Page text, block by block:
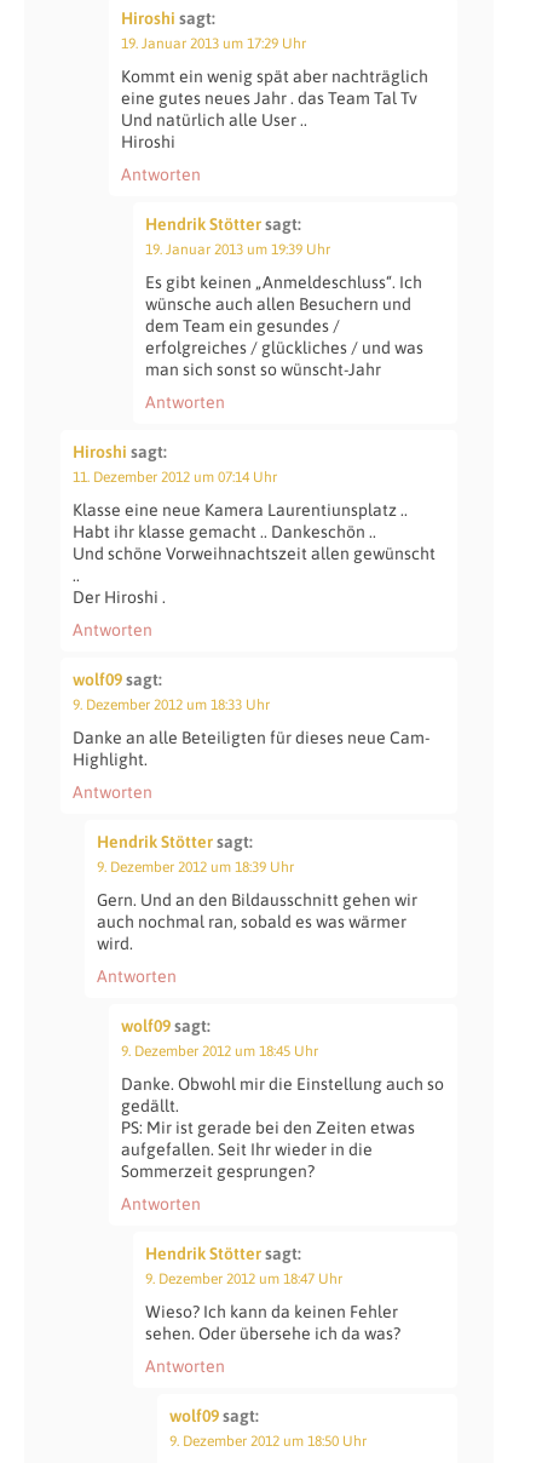
Hiroshi sagt:
19. Januar 2013 um 17:29 Uhr
Kommt ein wenig spät aber nachträglich
eine gutes neues Jahr . das Team Tal Tv
Und natürlich alle User ..
Hiroshi
Antworten
Hendrik Stöttersagt:
19. Januar 2013 um 19:39 Uhr
Es gibt keinen „Anmeldeschluss“. Ich
wünsche auch allen Besuchern und
dem Team ein gesundes /
erfolgreiches / glückliches / und was
man sich sonst so wünscht-Jahr
Antworten
Hiroshi sagt:
11. Dezember 2012 um 07:14 Uhr
Klasse eine neue Kamera Laurentiunsplatz ..
Habt ihr klasse gemacht .. Dankeschön ..
Und schöne Vorweihnachtszeit allen gewünscht
..
Der Hiroshi .
Antworten
wolf09sagt:
9. Dezember 2012 um 18:33 Uhr
Danke an alle Beteiligten für dieses neue Cam-
Highlight.
Antworten
Hendrik Stöttersagt:
9. Dezember 2012 um 18:39 Uhr
Gern. Und an den Bildausschnitt gehen wir
auch nochmal ran, sobald es was wärmer
wird.
Antworten
wolf09sagt:
9. Dezember 2012 um 18:45 Uhr
Danke. Obwohl mir die Einstellung auch so
gedällt.
PS: Mir ist gerade bei den Zeiten etwas
aufgefallen. Seit Ihr wieder in die
Sommerzeit gesprungen?
Antworten
Hendrik Stöttersagt:
9. Dezember 2012 um 18:47 Uhr
Wieso? Ich kann da keinen Fehler
sehen. Oder übersehe ich da was?
Antworten
wolf09sagt:
9. Dezember 2012 um 18:50 Uhr